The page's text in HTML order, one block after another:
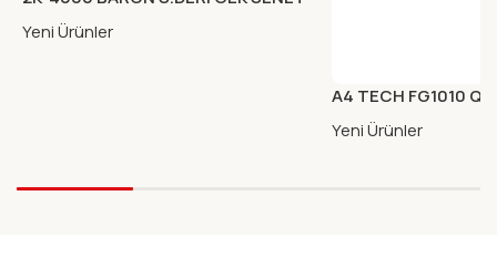
PORTFOYU KAHVE
Yeni Ürünler
A4 TECH FG1010 Q
KLAVYE MOUSE
Yeni Ürünler